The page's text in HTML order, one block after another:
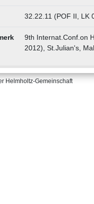
32.22.11 (POF II, LK
9th Internat.Conf.on
2012), St.Julian's,
Helmholtz-Gemeinschaft